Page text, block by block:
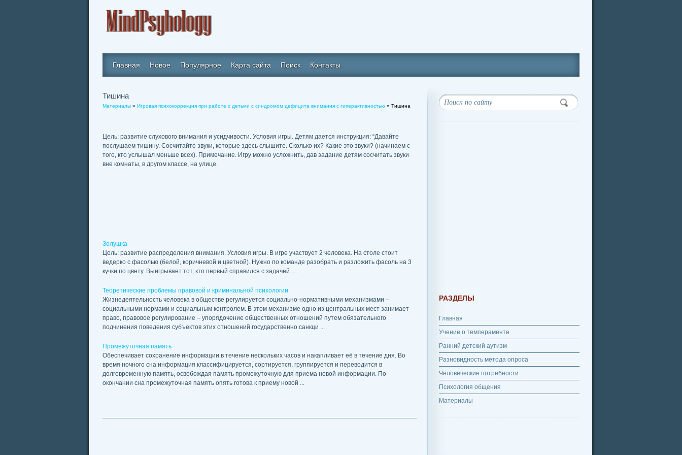
Главная Новое Популярное Карта сайта Поиск Контакты
Тишина
Материалы » Игровая психокоррекция при работе с детьми с синдромом дефицита внимания с гиперактивностью » Тишина
Цель: развитие слухового внимания и усидчивости. Условия игры. Детям дается инструкция: “Давайте
послушаем тишину. Сосчитайте звуки, которые здесь слышите. Сколько их? Какие это звуки? (начинаем с
того, кто услышал меньше всех). Примечание. Игру можно усложнить, дав задание детям сосчитать звуки
вне комнаты, в другом классе, на улице.
Золушка
Цель: развитие распределения внимания. Условия игры. В игре участвует 2 человека. На столе стоит
ведерко с фасолью (белой, коричневой и цветной). Нужно по команде разобрать и разложить фасоль на 3
кучки по цвету. Выигрывает тот, кто первый справился с задачей. ...
Теоретические проблемы правовой и криминальной психологии
Жизнедеятельность человека в обществе регулируется социально-нормативными механизмами –
социальными нормами и социальным контролем. В этом механизме одно из центральных мест занимает
право, правовое регулирование – упорядочение общественных отношений путем обязательного
подчинения поведения субъектов этих отношений государственно санкци ...
Промежуточная память
Обеспечивает сохранение информации в течение нескольких часов и накапливает её в течение дня. Во
время ночного сна информация классифицируется, сортируется, группируется и переводится в
долговременную память, освобождая память промежуточную для приема новой информации. По
окончании сна промежуточная память опять готова к приему новой ...
РАЗДЕЛЫ
Главная
Учение о темпераменте
Ранний детский аутизм
Разновидность метода опроса
Человеческие потребности
Психология общения
Материалы